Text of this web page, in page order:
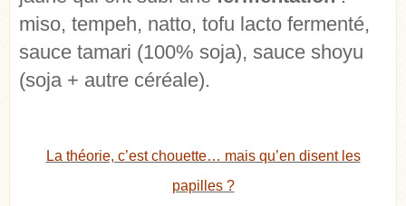
miso, tempeh, natto, tofu lacto fermenté,
sauce tamari (100% soja), sauce shoyu
(soja + autre céréale).
La théorie, c’est chouette… mais qu’en disent les
papilles ?